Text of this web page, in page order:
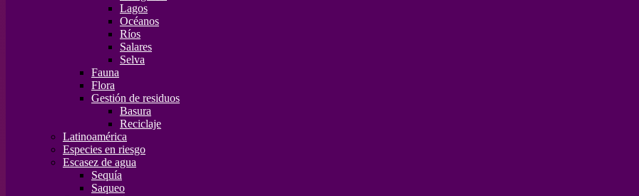
Lagos
Océanos
Ríos
Salares
Selva
Fauna
Flora
Gestión de residuos
Basura
Reciclaje
Latinoamérica
Especies en riesgo
Escasez de agua
Sequía
Saqueo